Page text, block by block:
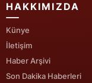
HAKKIMIZDA
Künye
İletişim
Haber Arşivi
Son Dakika Haberleri